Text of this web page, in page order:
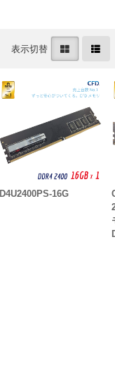
表示切替
D4U2400PS-16G